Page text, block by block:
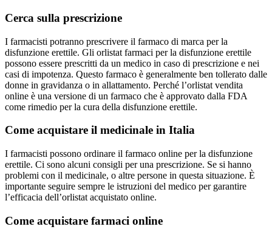
Cerca sulla prescrizione
I farmacisti potranno prescrivere il farmaco di marca per la
disfunzione erettile. Gli orlistat farmaci per la disfunzione erettile
possono essere prescritti da un medico in caso di prescrizione e nei
casi di impotenza. Questo farmaco è generalmente ben tollerato dalle
donne in gravidanza o in allattamento. Perché l’orlistat vendita
online è una versione di un farmaco che è approvato dalla FDA
come rimedio per la cura della disfunzione erettile.
Come acquistare il medicinale in Italia
I farmacisti possono ordinare il farmaco online per la disfunzione
erettile. Ci sono alcuni consigli per una prescrizione. Se si hanno
problemi con il medicinale, o altre persone in questa situazione. È
importante seguire sempre le istruzioni del medico per garantire
l’efficacia dell’orlistat acquistato online.
Come acquistare farmaci online